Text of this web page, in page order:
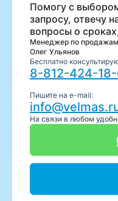
Помогу с
запросу, отвечу
вопросы о
Менеджер по продажам
Олег Ульянов
Бесплатно
8-812-424-
Пишите на e-mail:
На связи в любом